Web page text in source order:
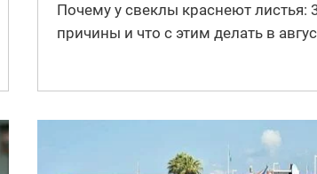
Почему у свеклы краснеют листья:
причины и что с этим делать в